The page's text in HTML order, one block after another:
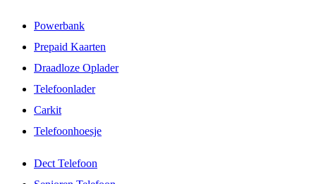
Powerbank
Prepaid Kaarten
Draadloze Oplader
Telefoonlader
Carkit
Telefoonhoesje
Dect Telefoon